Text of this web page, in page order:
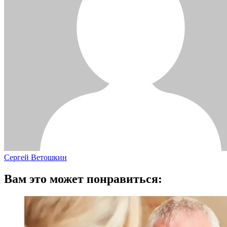
Сергей Ветошкин
Вам это может понравиться: